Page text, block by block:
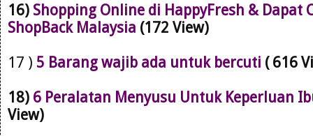
16) Shopping Online di HappyFresh & Dapat
ShopBack Malaysia (172 View)
17 ) 5 Barang wajib ada untuk bercuti ( 616
18) 6 Peralatan Menyusu Untuk Keperluan
View)